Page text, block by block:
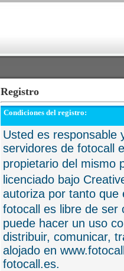
Registro
Condiciones del registro:
Usted es responsable
servidores de fotocall
propietario del mismo
licenciado bajo
autoriza por tanto que
fotocall es libre de
puede hacer un uso
distribuir, comunicar,
alojado en
fotocall.es.